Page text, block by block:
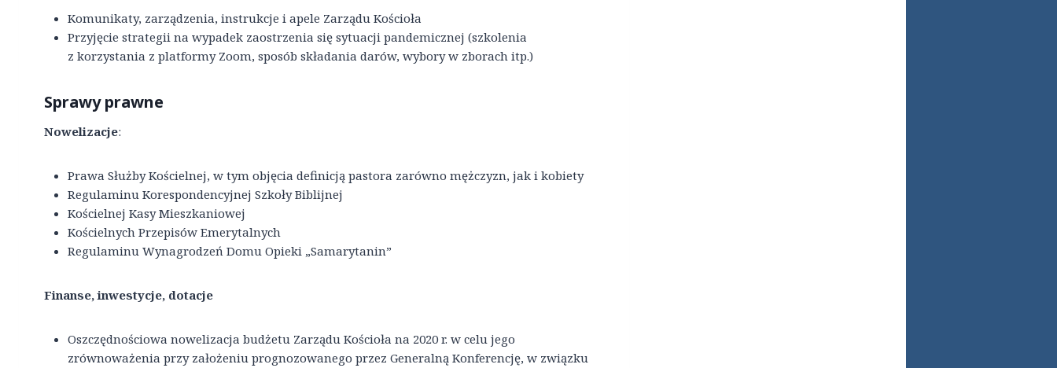
Komunikaty, zarządzenia, instrukcje i apele Zarządu Kościoła
Przyjęcie strategii na wypadek zaostrzenia się sytuacji pandemicznej (szkolenia
z korzystania z platformy Zoom, sposób składania darów, wybory w zborach itp.)
Sprawy prawne
Nowelizacje:
Prawa Służby Kościelnej, w tym objęcia definicją pastora zarówno mężczyzn, jak i kobiety
Regulaminu Korespondencyjnej Szkoły Biblijnej
Kościelnej Kasy Mieszkaniowej
Kościelnych Przepisów Emerytalnych
Regulaminu Wynagrodzeń Domu Opieki „Samarytanin”
Finanse, inwestycje, dotacje
Oszczędnościowa nowelizacja budżetu Zarządu Kościoła na 2020 r. w celu jego
zrównoważenia przy założeniu prognozowanego przez Generalną Konferencję, w związku